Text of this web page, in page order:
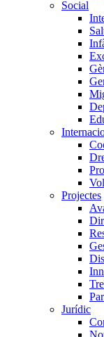
Social
Projectes
Jurídic